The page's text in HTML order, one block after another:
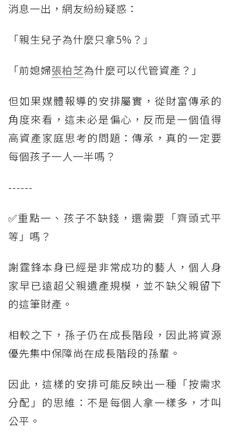
消息一出，網友紛紛疑惑：
「親生兒子為什麼只拿5%？」
「前媳婦張柏芝為什麼可以代管資產？」
但如果媒體報導的安排屬實，從財富傳承的
角度來看，這未必是偏心，反而是一個值得
高資產家庭思考的問題：傳承，真的一定要
每個孩子一人一半嗎？
------
✅重點一、孩子不缺錢，還需要「齊頭式平
等」嗎？
謝霆鋒本身已經是非常成功的藝人，個人身
家早已遠超父親遺產規模，並不缺父親留下
的這筆財產。
相較之下，孫子仍在成長階段，因此將資源
優先集中保障尚在成長階段的孫輩。
因此，這樣的安排可能反映出一種「按需求
分配」的思維：不是每個人拿一樣多，才叫
公平。